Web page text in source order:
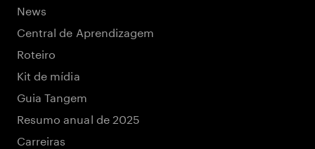
News
Central de Aprendizagem
Roteiro
Kit de mídia
Guia Tangem
Resumo anual de 2025
Carreiras